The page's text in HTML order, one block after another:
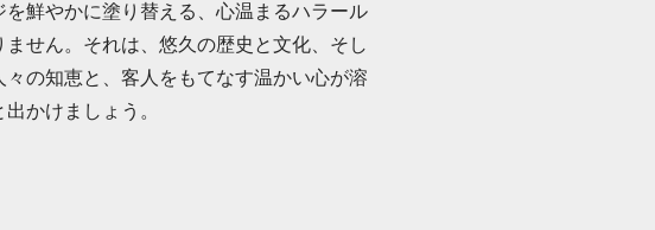
鮮やかに塗り替える、心温まるハラール
せん。それは、悠久の歴史と文化、そし
の知恵と、客人をもてなす温かい心が溶
かけましょう。